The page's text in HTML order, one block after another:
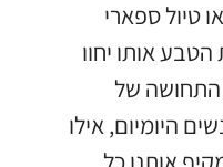
טיול ספארי
אותו יחוו
התחושה של
היומיום, אילו